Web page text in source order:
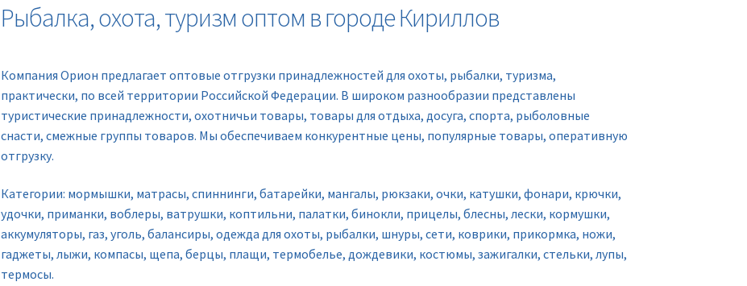
Рыбалка, охота, туризм оптом в городе Кириллов
Компания Орион предлагает оптовые отгрузки принадлежностей для охоты, рыбалки, туризма,
практически, по всей территории Российской Федерации. В широком разнообразии представлены
туристические принадлежности, охотничьи товары, товары для отдыха, досуга, спорта, рыболовные
снасти, смежные группы товаров. Мы обеспечиваем конкурентные цены, популярные товары, оперативную
отгрузку.
Категории: мормышки, матрасы, спиннинги, батарейки, мангалы, рюкзаки, очки, катушки, фонари, крючки,
удочки, приманки, воблеры, ватрушки, коптильни, палатки, бинокли, прицелы, блесны, лески, кормушки,
аккумуляторы, газ, уголь, балансиры, одежда для охоты, рыбалки, шнуры, сети, коврики, прикормка, ножи,
гаджеты, лыжи, компасы, щепа, берцы, плащи, термобелье, дождевики, костюмы, зажигалки, стельки, лупы,
термосы.